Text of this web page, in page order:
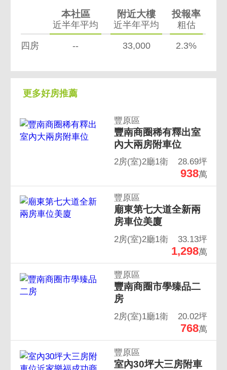
本社區
近半年平均
附近大樓
近半年平均
投報率
粗估
四房 -- 33,000 2.3%
更多好房推薦
豐原區
豐南商圈稀有釋出室
內大兩房附車位
2房(室)2廳1衛 28.69坪
938萬
豐原區
廟東第七大道全新兩
房車位美廈
2房(室)2廳1衛 33.13坪
1,298萬
豐原區
豐南商圈市學臻品二
房
2房(室)1廳1衛 20.02坪
768萬
豐原區
室內30坪大三房附車